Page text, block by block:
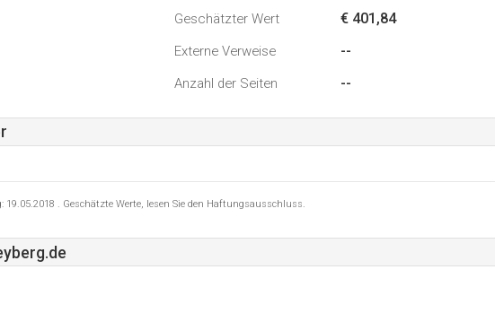
Geschätzter Wert € 401,84
Externe Verweise --
Anzahl der Seiten --
19.05.2018 . Geschätzte Werte, lesen Sie den Haftungsausschluss.